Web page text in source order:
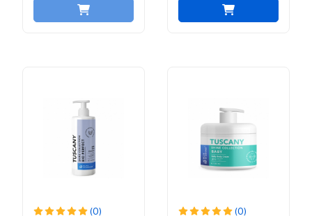
(0) (0)